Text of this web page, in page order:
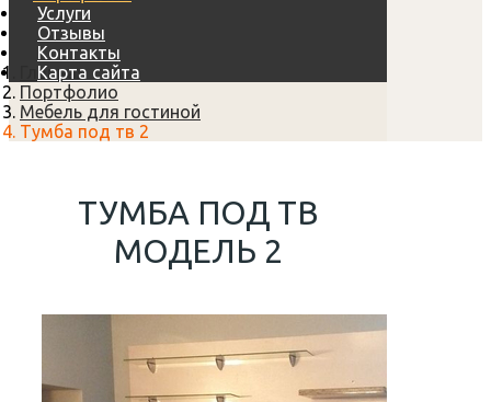
Услуги
Отзывы
Контакты
Карта сайта
Главная
Портфолио
Мебель для гостиной
Тумба под тв 2
ТУМБА ПОД ТВ
МОДЕЛЬ 2